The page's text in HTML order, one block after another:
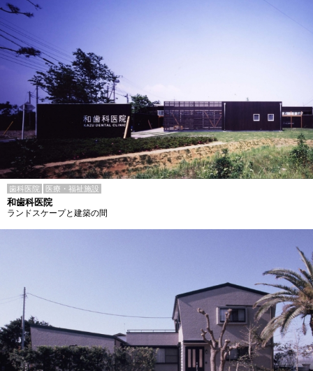
歯科医院 医療・福祉施設
和歯科医院
ランドスケープと建築の間